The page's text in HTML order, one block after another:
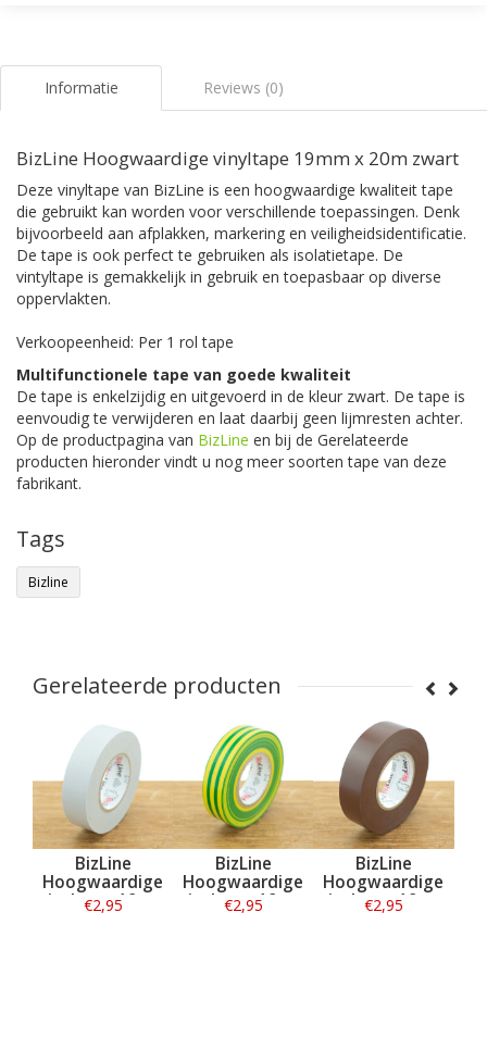
Informatie Reviews (0)
BizLine Hoogwaardige vinyltape 19mm x 20m zwart
Deze vinyltape van BizLine is een hoogwaardige kwaliteit tape
die gebruikt kan worden voor verschillende toepassingen. Denk
bijvoorbeeld aan afplakken, markering en veiligheidsidentificatie.
De tape is ook perfect te gebruiken als isolatietape. De
vintyltape is gemakkelijk in gebruik en toepasbaar op diverse
oppervlakten.
Verkoopeenheid: Per 1 rol tape
Multifunctionele tape van goede kwaliteit
De tape is enkelzijdig en uitgevoerd in de kleur zwart. De tape is
eenvoudig te verwijderen en laat daarbij geen lijmresten achter.
Op de productpagina van BizLine en bij de Gerelateerde
producten hieronder vindt u nog meer soorten tape van deze
fabrikant.
Tags
Bizline
Gerelateerde producten
19mm
Hoogwaardige
vinyltape 19mm
Hoogwaardige
vinyltape 19mm
vinyltape